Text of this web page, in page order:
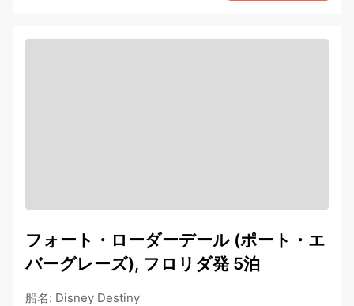
フォート・ローダーデール (ポート・エ
バーグレーズ), フロリダ発 5泊
船名: Disney Destiny